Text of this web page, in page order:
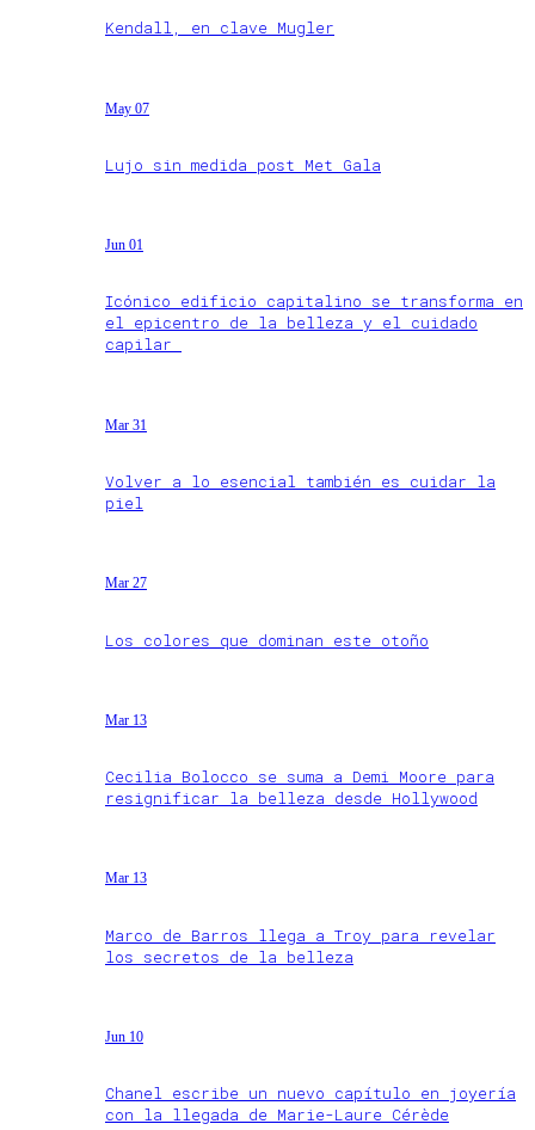
Kendall, en clave Mugler
May 07
Lujo sin medida post Met Gala
Jun 01
Icónico edificio capitalino se transforma en
el epicentro de la belleza y el cuidado
capilar
Mar 31
Volver a lo esencial también es cuidar la
piel
Mar 27
Los colores que dominan este otoño
Mar 13
Cecilia Bolocco se suma a Demi Moore para
resignificar la belleza desde Hollywood
Mar 13
Marco de Barros llega a Troy para revelar
los secretos de la belleza
Jun 10
Chanel escribe un nuevo capítulo en joyería
con la llegada de Marie-Laure Cérède